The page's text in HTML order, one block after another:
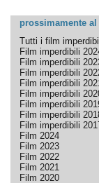
prossimamente
Tutti i film
Film imperdibili
Film imperdibili
Film imperdibili
Film imperdibili
Film imperdibili
Film imperdibili
Film imperdibili
Film imperdibili
Film 2024
Film 2023
Film 2022
Film 2021
Film 2020